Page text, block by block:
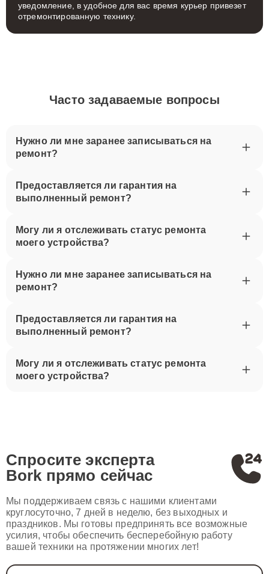
уведомление, в удобное для вас время курьер привезет
отремонтированную технику.
Часто задаваемые вопросы
Нужно ли мне заранее записываться на
ремонт?
Предоставляется ли гарантия на
выполненный ремонт?
Могу ли я отслеживать статус ремонта
моего устройства?
Нужно ли мне заранее записываться на
ремонт?
Предоставляется ли гарантия на
выполненный ремонт?
Могу ли я отслеживать статус ремонта
моего устройства?
Спросите эксперта
Bork прямо сейчас
Мы поддерживаем связь с нашими клиентами
круглосуточно, 7 дней в неделю, без выходных и
праздников. Мы готовы предпринять все возможные
усилия, чтобы обеспечить бесперебойную работу
вашей техники на протяжении многих лет!